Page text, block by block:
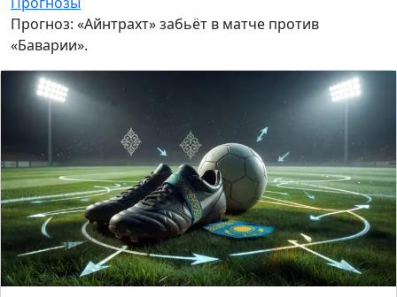
Прогноз: «Айнтрахт» забьёт в матче против
«Баварии».